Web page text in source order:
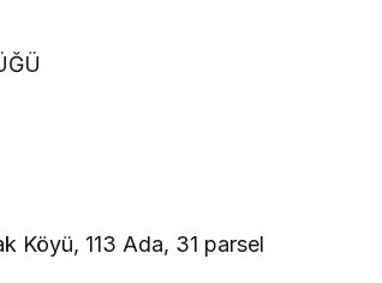
Köyü, 113 Ada, 31 parsel